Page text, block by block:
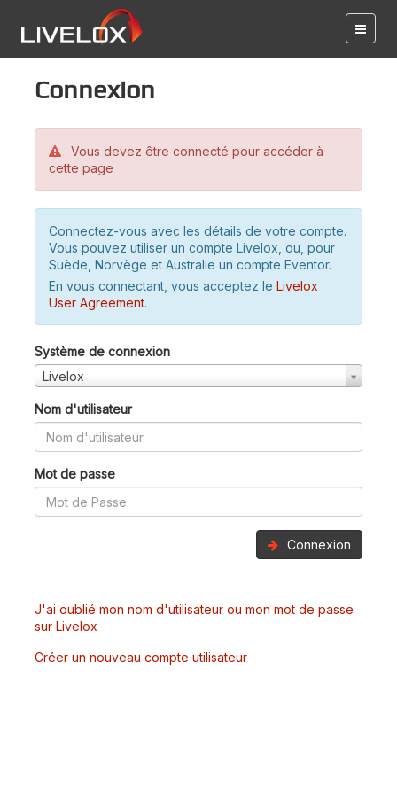
Connexion
Vous devez être connecté pour accéder à
cette page
Connectez-vous avec les détails de votre compte.
Vous pouvez utiliser un compte Livelox, ou, pour
Suède, Norvège et Australie un compte Eventor.
En vous connectant, vous acceptez le Livelox
User Agreement.
Système de connexion
Livelox
Nom d'utilisateur
Mot de passe
Connexion
J'ai oublié mon nom d'utilisateur ou mon mot de passe
sur Livelox
Créer un nouveau compte utilisateur